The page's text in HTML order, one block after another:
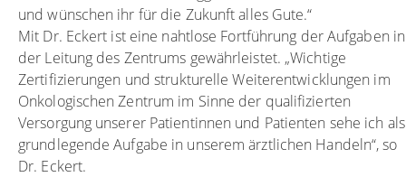
und wünschen ihr für die Zukunft alles Gute.“
Mit Dr. Eckert ist eine nahtlose Fortführung der Aufgaben in
der Leitung des Zentrums gewährleistet. „Wichtige
Zertifizierungen und strukturelle Weiterentwicklungen im
Onkologischen Zentrum im Sinne der qualifizierten
Versorgung unserer Patientinnen und Patienten sehe ich als
grundlegende Aufgabe in unserem ärztlichen Handeln“, so
Dr. Eckert.